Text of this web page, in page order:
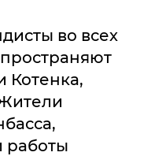
во всех
Котенка,
работы